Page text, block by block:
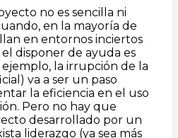
no es sencilla ni
en la mayoría de
en entornos inciertos
disponer de ayuda es
la irrupción de la
va a ser un paso
la eficiencia en el uso
Pero no hay que
desarrollado por un
liderazgo (ya sea más